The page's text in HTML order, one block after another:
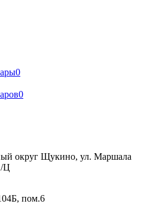
0
0
округ Щукино, ул. Маршала
Ц
пом.6